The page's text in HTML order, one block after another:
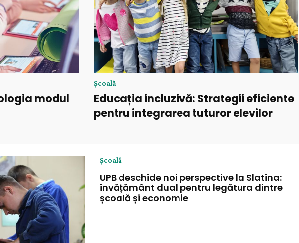
modul
Şcoală
Educația incluzivă: Strategii eficiente
pentru integrarea tuturor elevilor
Şcoală
UPB deschide noi perspective la Slatina:
învățământ dual pentru legătura dintre
școală și economie